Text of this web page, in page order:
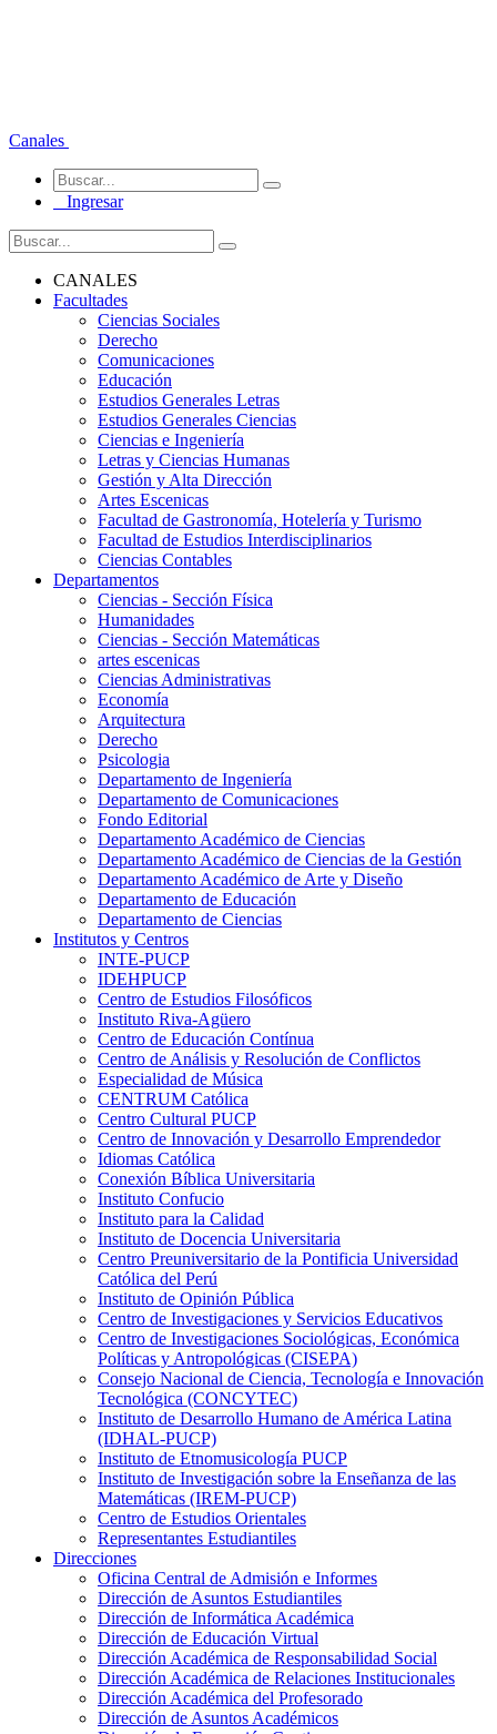
Canales
Ingresar
CANALES
Facultades
Ciencias Sociales
Derecho
Comunicaciones
Educación
Estudios Generales Letras
Estudios Generales Ciencias
Ciencias e Ingeniería
Letras y Ciencias Humanas
Gestión y Alta Dirección
Artes Escenicas
Facultad de Gastronomía, Hotelería y Turismo
Facultad de Estudios Interdisciplinarios
Ciencias Contables
Departamentos
Ciencias - Sección Física
Humanidades
Ciencias - Sección Matemáticas
artes escenicas
Ciencias Administrativas
Economía
Arquitectura
Derecho
Psicologia
Departamento de Ingeniería
Departamento de Comunicaciones
Fondo Editorial
Departamento Académico de Ciencias
Departamento Académico de Ciencias de la Gestión
Departamento Académico de Arte y Diseño
Departamento de Educación
Departamento de Ciencias
Institutos y Centros
INTE-PUCP
IDEHPUCP
Centro de Estudios Filosóficos
Instituto Riva-Agüero
Centro de Educación Contínua
Centro de Análisis y Resolución de Conflictos
Especialidad de Música
CENTRUM Católica
Centro Cultural PUCP
Centro de Innovación y Desarrollo Emprendedor
Idiomas Católica
Conexión Bíblica Universitaria
Instituto Confucio
Instituto para la Calidad
Instituto de Docencia Universitaria
Centro Preuniversitario de la Pontificia Universidad
Católica del Perú
Instituto de Opinión Pública
Centro de Investigaciones y Servicios Educativos
Centro de Investigaciones Sociológicas, Económica
Políticas y Antropológicas (CISEPA)
Consejo Nacional de Ciencia, Tecnología e Innovación
Tecnológica (CONCYTEC)
Instituto de Desarrollo Humano de América Latina
(IDHAL-PUCP)
Instituto de Etnomusicología PUCP
Instituto de Investigación sobre la Enseñanza de las
Matemáticas (IREM-PUCP)
Centro de Estudios Orientales
Representantes Estudiantiles
Direcciones
Oficina Central de Admisión e Informes
Dirección de Asuntos Estudiantiles
Dirección de Informática Académica
Dirección de Educación Virtual
Dirección Académica de Responsabilidad Social
Dirección Académica de Relaciones Institucionales
Dirección Académica del Profesorado
Dirección de Asuntos Académicos